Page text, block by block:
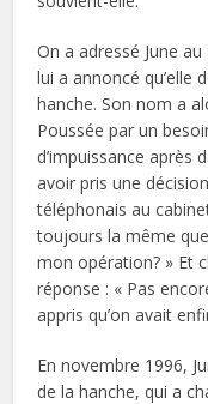
On a adressé June au
lui a annoncé qu’elle
hanche. Son nom a
Poussée par un
d’impuissance après
avoir pris une
téléphonais au
toujours la même
mon opération? » Et
réponse : « Pas
appris qu’on avait
En novembre 1996,
de la hanche, qui a